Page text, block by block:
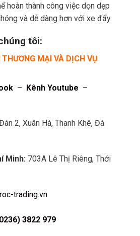
hoàn thành công việc dọn dẹp
và dễ dàng hơn với xe đẩy.
tôi:
MẠI VÀ DỊCH VỤ
– Kênh Youtube –
2, Xuân Hà, Thanh Khê, Đà
Minh: 703A Lê Thị Riêng, Thới
trading.vn
3822 979